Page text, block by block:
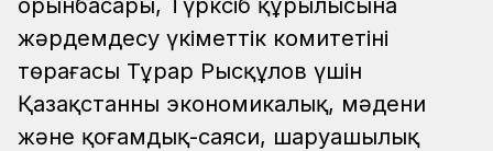
орынбасары, Түрксіб құрылысына
жәрдемдесу үкіметтік комитетінің
төрағасы Тұрар Рысқұлов үшін
Қазақстанның экономикалық, мәдени
және қоғамдық-саяси, шаруашылық